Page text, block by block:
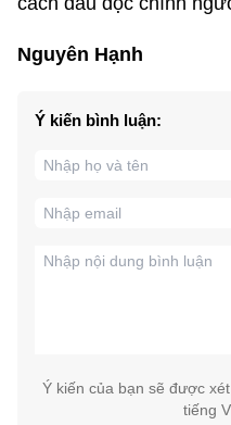
Nguyên Hạnh
Ý kiến bình luận:
Ý kiến của bạn sẽ được
tiếng